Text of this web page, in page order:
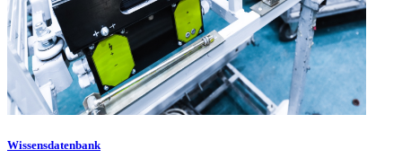
Wissensdatenbank